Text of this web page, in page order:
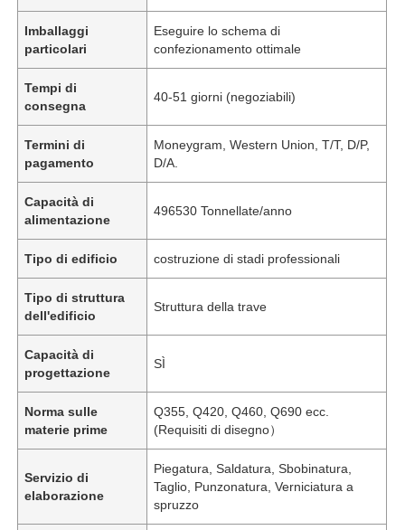
Imballaggi
particolari
Eseguire lo schema di
confezionamento ottimale
Tempi di
consegna
40-51 giorni (negoziabili)
Termini di
pagamento
Moneygram, Western Union, T/T, D/P,
D/A.
Capacità di
alimentazione
496530 Tonnellate/anno
Tipo di edificio costruzione di stadi professionali
Tipo di struttura
dell'edificio
Struttura della trave
Capacità di
progettazione
SÌ
Norma sulle
materie prime
Q355, Q420, Q460, Q690 ecc.
(Requisiti di disegno）
Servizio di
elaborazione
Piegatura, Saldatura, Sbobinatura,
Taglio, Punzonatura, Verniciatura a
spruzzo